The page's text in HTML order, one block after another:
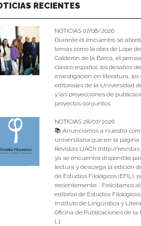
RECIENTES
NOTICIAS 07/08/2026
Durante el encuentro se
temas como la obra de Lope
Calderón de la Barca, el
clásico español, los desafíos
investigación en literatura, los
editoriales de la Universidad
y las proyecciones de
proyectos conjuntos.
NOTICIAS 28/07/2026
📚 Anunciamos a nuestra
universitaria que en la página
Revistas UACh (http://
ya se encuentra disponible
lectura y descarga la edición
de Estudios Filológicos (EFIL),
recientemente. Felicitamos
editorial de Estudios
Instituto de Lingüística y
Oficina de Publicaciones de la
[…]